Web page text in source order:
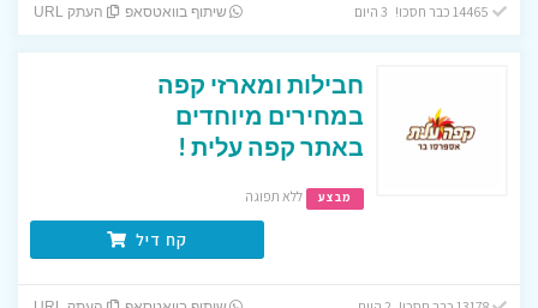
שיתוף בוואטסאפ העתק URL
חבילות ומארזי קפה
במחירים מיוחדים
באתר קפה עלית !
מבצע ללא תפוגה
קח דיל